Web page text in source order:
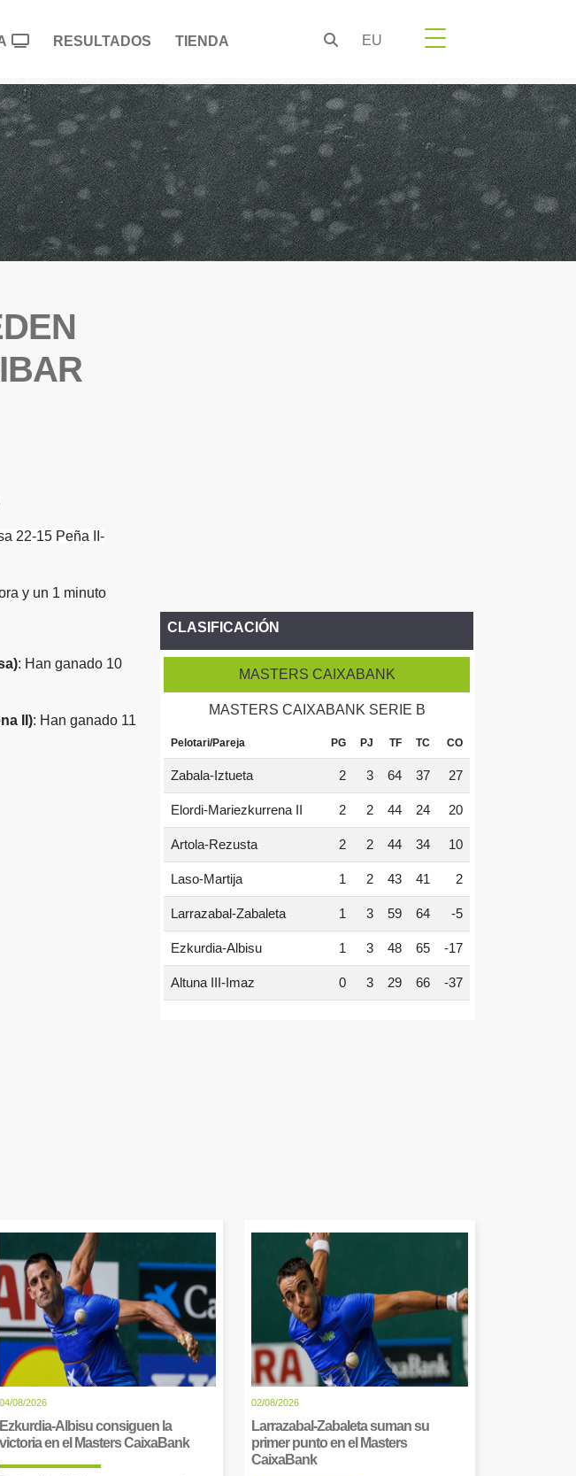
RESULTADOS TIENDA EU
22-15 Peña II-
y un 1 minuto
: Han ganado 10
II): Han ganado 11
CLASIFICACIÓN
MASTERS CAIXABANK
MASTERS CAIXABANK SERIE B
Pelotari/Pareja PG PJ TF TC CO
Zabala-Iztueta 2 3 64 37 27
Elordi-Mariezkurrena II 2 2 44 24 20
Artola-Rezusta 2 2 44 34 10
Laso-Martija 1 2 43 41 2
Larrazabal-Zabaleta 1 3 59 64 -5
Ezkurdia-Albisu 1 3 48 65 -17
Altuna III-Imaz 0 3 29 66 -37
04/08/2026
Ezkurdia-Albisu consiguen la
victoria en el Masters CaixaBank
02/08/2026
Larrazabal-Zabaleta suman su
primer punto en el Masters
CaixaBank